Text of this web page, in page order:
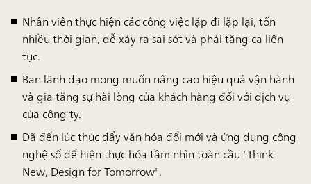
Nhân viên thực hiện các công việc lặp đi lặp lại, tốn
nhiều thời gian, dễ xảy ra sai sót và phải tăng ca liên
tục.
Ban lãnh đạo mong muốn nâng cao hiệu quả vận hành
và gia tăng sự hài lòng của khách hàng đối với dịch vụ
của công ty.
Đã đến lúc thúc đẩy văn hóa đổi mới và ứng dụng công
nghệ số để hiện thực hóa tầm nhìn toàn cầu "Think
New, Design for Tomorrow".